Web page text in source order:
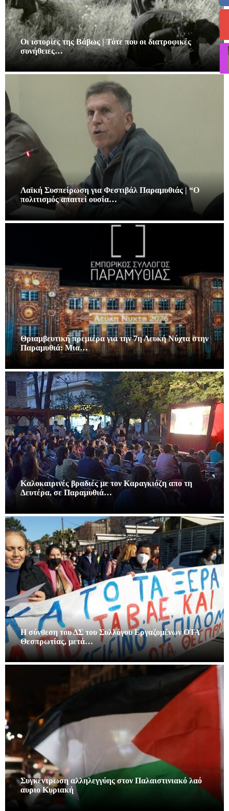
Οι ιστορίες της Βάβως | Τότε που οι διατροφικές
συνήθειες…
Λαϊκή Συσπείρωση για Φεστιβάλ Παραμυθιάς | “Ο
πολιτισμός απαιτεί ουσία…
Θριαμβευτική πρεμιέρα για την 7η Λευκή Νύχτα στην
Παραμυθιά: Μια…
Καλοκαιρινές βραδιές με τον Καραγκιόζη απο τη
Δευτέρα, σε Παραμυθιά…
Η σύνθεση του ΔΣ του Συλλόγου Εργαζομένων ΟΤΑ
Θεσπρωτίας, μετά…
Συγκέντρωση αλληλεγγύης στον Παλαιστινιακό λαό
αυριο Κυριακή